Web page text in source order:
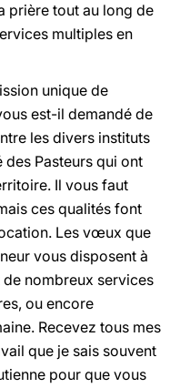
prière tout au long de
multiples en
unique de
est-il demandé de
les divers instituts
Pasteurs qui ont
Il vous faut
ces qualités font
Les vœux que
vous disposent à
nombreux services
ou encore
Recevez tous mes
que je sais souvent
pour que vous